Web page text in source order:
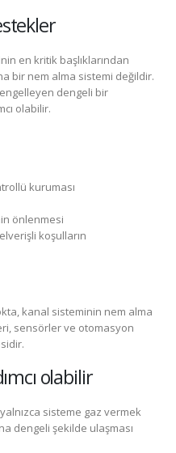
en kritik başlıklarından
bir nem alma sistemi değildir.
dengeli bir
olabilir.
kuruması
önlenmesi
koşulların
kanal sisteminin nem alma
sensörler ve otomasyon
olabilir
sisteme gaz vermek
dengeli şekilde ulaşması